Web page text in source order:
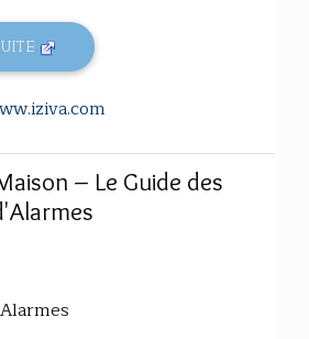
– Le Guide des